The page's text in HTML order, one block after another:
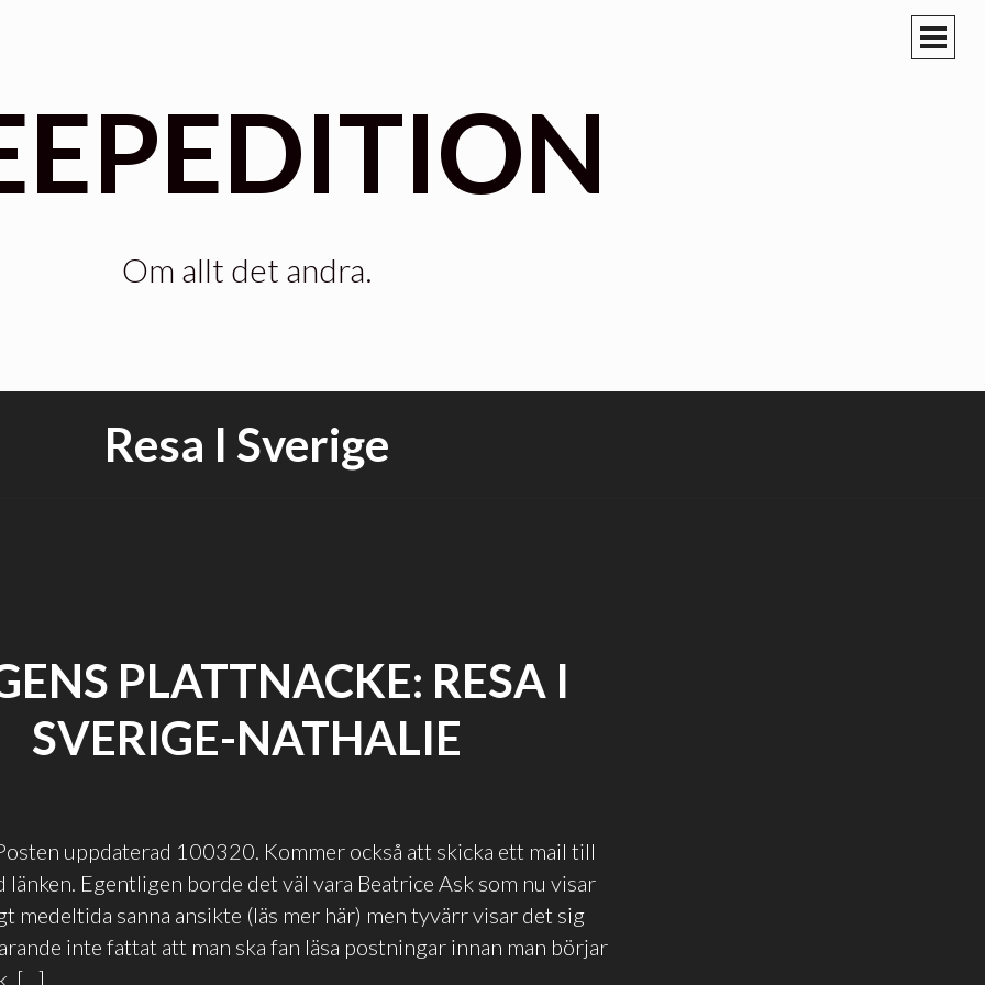
Om allt det andra.
Resa I Sverige
PLATTNACKE: RESA I
SVERIGE-NATHALIE
uppdaterad 100320. Kommer också att skicka ett mail till
länken. Egentligen borde det väl vara Beatrice Ask som nu visar
medeltida sanna ansikte (läs mer här) men tyvärr visar det sig
inte fattat att man ska fan läsa postningar innan man börjar
[…]